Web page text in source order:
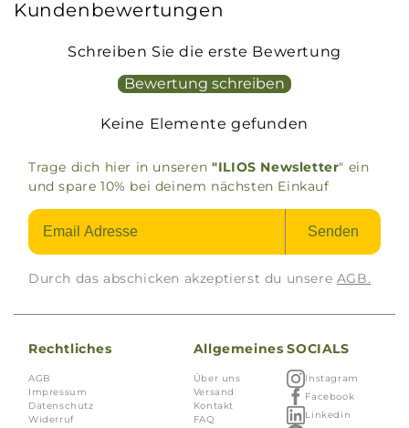
Kundenbewertungen
Schreiben Sie die erste Bewertung
Bewertung schreiben
Keine Elemente gefunden
Trage dich hier in unseren"ILIOS Newsletter" ein
und spare 10% bei deinem nächsten Einkauf
Senden
Durch das abschicken akzeptierst du unsere AGB.
Rechtliches
AGB
Impressum
Datenschutz
Widerruf
Allgemeines
Über uns
Versand
Kontakt
FAQ
SOCIALS
Instagram
Facebook
Linkedin